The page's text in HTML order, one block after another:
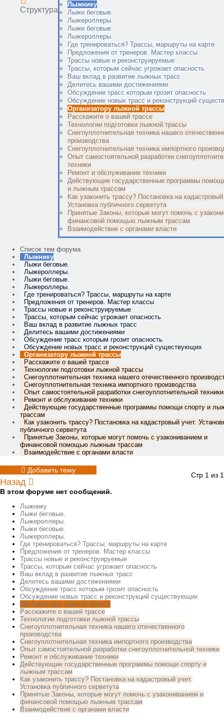
Структура
Лыжнику
Лыжи беговые.
Лыжероллеры.
Лыжи беговые.
Лыжероллеры.
Где тренироваться? Трассы, маршруты на карте
Предложения от тренеров. Мастер классы
Трассы новые и реконструируемые
Трассы, которым сейчас угрожает опасность
Ваш вклад в развитие лыжных трасс
Делитесь вашими достижениями
Обсуждение трасс которым грозит опасность
Обсуждение новых трасс и реконструкций
Организатору лыжной трассы
Расскажите о вашей трассе
Технологии подготовки лыжной трассы
Снегоуплотнительная техника нашего
производства
Снегоуплотнительная техника импортного
Опыт самостоятельной разработки
техники
Ремонт и обслуживание техники
Действующие государственные программы
и лыжным трассам
Как узаконить трассу? Постановка на
Установка публичного серветута
Принятые Законы, которые могут помочь с
финансовой помощью лыжным трассам
Взаимодействие с органами власти
Список тем форума
Лыжнику
Лыжи беговые.
Лыжероллеры.
Лыжи беговые.
Лыжероллеры.
Где тренироваться? Трассы, маршруты на карте
Предложения от тренеров. Мастер классы
Трассы новые и реконструируемые
Трассы, которым сейчас угрожает опасность
Ваш вклад в развитие лыжных трасс
Делитесь вашими достижениями
Обсуждение трасс которым грозит опасность
Обсуждение новых трасс и реконструкций существующих
Организатору лыжной трассы
Расскажите о вашей трассе
Технологии подготовки лыжной трассы
Снегоуплотнительная техника нашего отечественного
Снегоуплотнительная техника импортного производства
Опыт самостоятельной разработки снегоуплотнительной техники
Ремонт и обслуживание техники
Действующие государственные программы помощи спорту и
трассам
Как узаконить трассу? Постановка на кадастровый учет.
публичного серветута
Принятые Законы, которые могут помочь с узакониванием и
финансовой помощью лыжным трассам
Взаимодействие с органами власти
Добавить тему
Назад
Стр 1 из 1
В этом форуме нет сообщений.
Лыжнику
Лыжи беговые.
Лыжероллеры.
Лыжи беговые.
Лыжероллеры.
Где тренироваться? Трассы, маршруты на карте
Предложения от тренеров. Мастер классы
Трассы новые и реконструируемые
Трассы, которым сейчас угрожает опасность
Ваш вклад в развитие лыжных трасс
Делитесь вашими достижениями
Обсуждение трасс которым грозит опасность
Обсуждение новых трасс и реконструкций существующих
Организатору лыжной трассы
Расскажите о вашей трассе
Технологии подготовки лыжной трассы
Снегоуплотнительная техника нашего отечественного
производства
Снегоуплотнительная техника импортного производства
Опыт самостоятельной разработки снегоуплотнительной техники
Ремонт и обслуживание техники
Действующие государственные программы помощи спорту и
лыжным трассам
Как узаконить трассу? Постановка на кадастровый учет.
Установка публичного серветута
Принятые Законы, которые могут помочь с узакониванием и
финансовой помощью лыжным трассам
Взаимодействие с органами власти